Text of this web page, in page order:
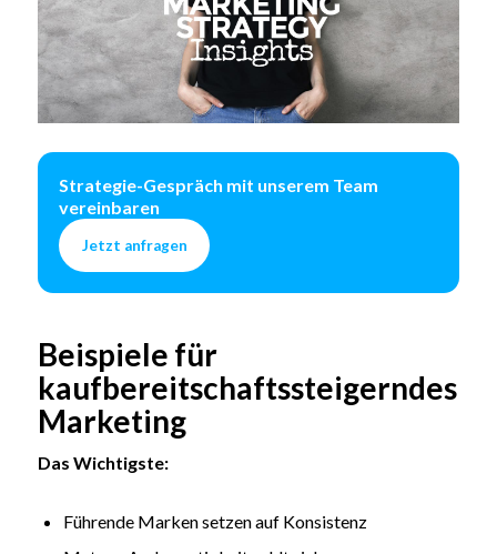
Strategie-Gespräch mit unserem Team
vereinbaren
Jetzt anfragen
Beispiele für
kaufbereitschaftssteigerndes
Marketing
Das Wichtigste:
Führende Marken setzen auf Konsistenz